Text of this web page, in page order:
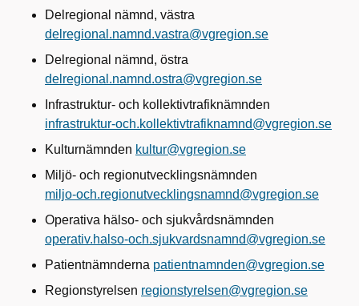
Delregional nämnd, västra
delregional.namnd.vastra@vgregion.se
Delregional nämnd, östra
delregional.namnd.ostra@vgregion.se
Infrastruktur- och kollektivtrafiknämnden
infrastruktur-och.kollektivtrafiknamnd@vgregion.se
Kulturnämnden kultur@vgregion.se
Miljö- och regionutvecklingsnämnden
miljo-och.regionutvecklingsnamnd@vgregion.se
Operativa hälso- och sjukvårdsnämnden
operativ.halso-och.sjukvardsnamnd@vgregion.se
Patientnämnderna patientnamnden@vgregion.se
Regionstyrelsen regionstyrelsen@vgregion.se